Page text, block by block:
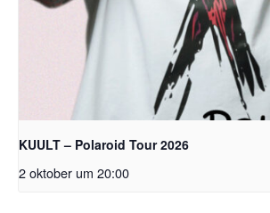
KUULT – Polaroid Tour 2026
2 oktober um 20:00